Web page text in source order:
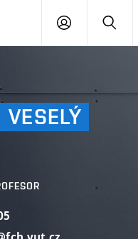
PŘIHLÁSIT
VESELÝ